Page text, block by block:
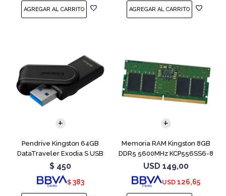
Pendrive Kingston 64GB
DataTraveler Exodia S USB
3.2
$ 450
$ 383
Memoria RAM Kingston 8GB
DDR5 5600MHz KCP556SS6-8
SODIMM
USD 149,00
USD 126,65